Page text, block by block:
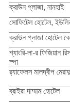
ক্রাউন প্লাজা, নানহাই
সোফিটেল হোটেল,
ক্রাউন প্লাজা হোটেল
শ্যাংরি-লা-র ফিজিয়ান
স্পা
র‌্যাফেলস মালদ্বীপ মেরাদু
ব্রাইরা দাম্মাম হোটেল